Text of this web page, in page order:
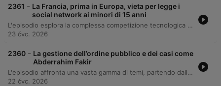
2361 - La Francia, prima in Europa, vieta per legge i
social network ai minori di 15 anni
L'episodio esplora la complessa competizione tecnologica globale tra Cina e Stati Uniti, con un focus particolare sulle strategie dell'intelligenza artificiale e le nuove regolamentazioni per la protezione dei minori sui social media. Vengono analizzati anche i modelli di controllo adottati in Francia, Australia e Cina. Il dibattito si estende alla cronaca internazionale e nazionale, toccando il reportage dalla guerra in Ucraina, le dinamiche del traffico di droga gestito dalla 'ndrangheta e le critiche al clima politico italiano. L'episodio si conclude con riflessioni sociali sul doppio standard di genere e aggiornamenti sugli impegni personali dei conduttori.
23 čvc. 2026
2360 - La gestione dell’ordine pubblico e dei casi come
Abderrahim Fakir
L'episodio affronta una vasta gamma di temi, partendo dall'analisi della democrazia e del dibattito politico, fino all'impatto dell'intelligenza artificiale e della manipolazione digitale sull'opinione pubblica. La discussione tocca anche la gestione psicologica delle forze dell'ordine durante interventi critici e le dinamiche di sovranità popolare. La trasmissione si conclude con approfondimenti su temi di attualità, una guida al mondo del caffè con l'esperto Francesco Sanapo e la presentazione dei nuovi progetti estivi, tra cui il film thriller 'Lama Affilata' del regista Elenio Mariotti.
22 čvc. 2026